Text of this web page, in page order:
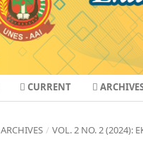
CURRENT
ARCHIVES / VOL. 2 NO. 2 (2024):